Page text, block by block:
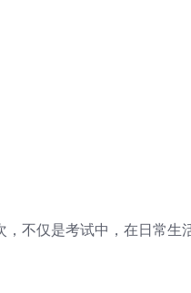
不仅是考试中，在日常